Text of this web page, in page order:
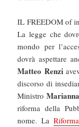
IL FREEDOM of
La legge che
mondo per
dovrà aspettare
Matteo Renzi
discorso di
Ministro
riforma della
nome. La